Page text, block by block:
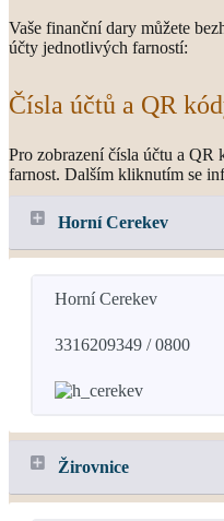
Vaše finanční dary můžete
účty jednotlivých farností:
Čísla účtů a QR
Pro zobrazení čísla účtu a
farnost. Dalším kliknutím se
Horní Cerekev
Horní Cerekev
3316209349 / 0800
Žirovnice